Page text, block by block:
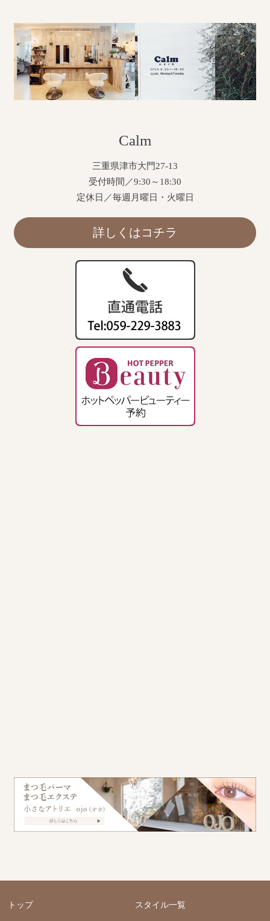
Calm
三重県津市大門27-13
受付時間／9:30～18:30
定休日／毎週月曜日・火曜日
詳しくはコチラ
トップ スタイル一覧